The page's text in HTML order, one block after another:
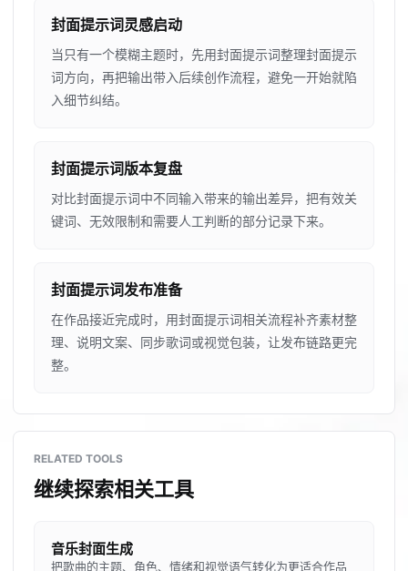
封面提示词灵感启动
当只有一个模糊主题时，先用封面提示词整理封面提示
词方向，再把输出带入后续创作流程，避免一开始就陷
入细节纠结。
封面提示词版本复盘
对比封面提示词中不同输入带来的输出差异，把有效关
键词、无效限制和需要人工判断的部分记录下来。
封面提示词发布准备
在作品接近完成时，用封面提示词相关流程补齐素材整
理、说明文案、同步歌词或视觉包装，让发布链路更完
整。
RELATED TOOLS
继续探索相关工具
音乐封面生成
把歌曲的主题、角色、情绪和视觉语气转化为更适合作品